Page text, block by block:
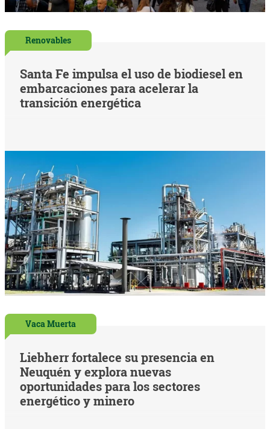
Renovables
Santa Fe impulsa el uso de biodiesel en
embarcaciones para acelerar la
transición energética
Vaca Muerta
Liebherr fortalece su presencia en
Neuquén y explora nuevas
oportunidades para los sectores
energético y minero